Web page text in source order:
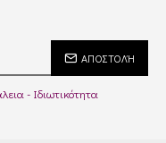
ΑΠΟΣΤΟΛΉ
- Ιδιωτικότητα